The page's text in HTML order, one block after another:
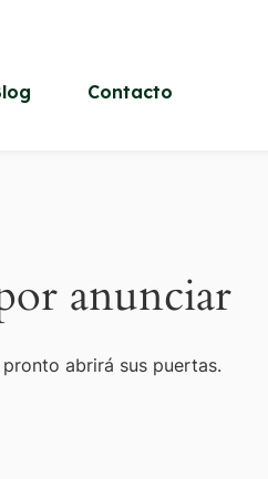
Contacto
anunciar
abrirá sus puertas.